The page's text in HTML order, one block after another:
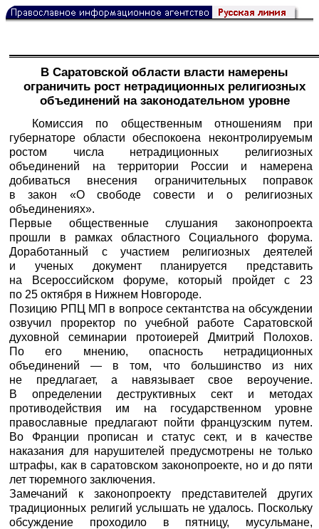
В Саратовской области власти намерены
ограничить рост нетрадиционных религиозных
объединений на законодательном уровне
Комиссия по общественным отношениям при
губернаторе области обеспокоена неконтролируемым
ростом числа нетрадиционных религиозных
объединений на территории России и намерена
добиваться внесения ограничительных поправок
в закон «О свободе совести и о религиозных
объединениях».
Первые общественные слушания законопроекта
прошли в рамках областного Социального форума.
Доработанный с участием религиозных деятелей
и ученых документ планируется представить
на Всероссийском форуме, который пройдет с 23
по 25 октября в Нижнем Новгороде.
Позицию РПЦ МП в вопросе сектантства на обсуждении
озвучил проректор по учебной работе Саратовской
духовной семинарии протоиерей Дмитрий Полохов.
По его мнению, опасность нетрадиционных
объединений — в том, что большинство из них
не предлагает, а навязывает свое вероучение.
В определении деструктивных сект и методах
противодействия им на государственном уровне
православные предлагают пойти французским путем.
Во Франции прописан и статус сект, и в качестве
наказания для нарушителей предусмотрены не только
штрафы, как в саратовском законопроекте, но и до пяти
лет тюремного заключения.
Замечаний к законопроекту представителей других
традиционных религий услышать не удалось. Поскольку
обсуждение проходило в пятницу, мусульмане,